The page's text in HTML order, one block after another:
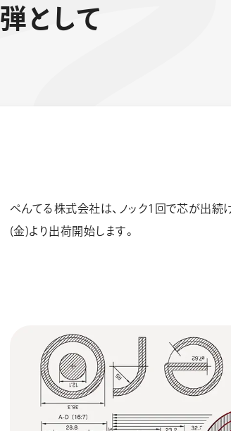
フローチューン 限定
弾 と して
ぺんてる株式会社は、ノック1回で芯が出
(金)より出荷開始します。